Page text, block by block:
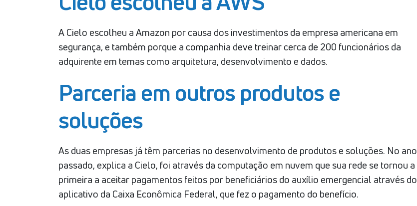
A Cielo escolheu a Amazon por causa dos investimentos da empresa americana em
segurança, e também porque a companhia deve treinar cerca de 200 funcionários da
adquirente em temas como arquitetura, desenvolvimento e dados.
Parceria em outros produtos e
soluções
As duas empresas já têm parcerias no desenvolvimento de produtos e soluções. No ano
passado, explica a Cielo, foi através da computação em nuvem que sua rede se tornou a
primeira a aceitar pagamentos feitos por beneficiários do auxílio emergencial através do
aplicativo da Caixa Econômica Federal, que fez o pagamento do benefício.